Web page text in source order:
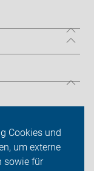
Cookies und
um externe
sowie für